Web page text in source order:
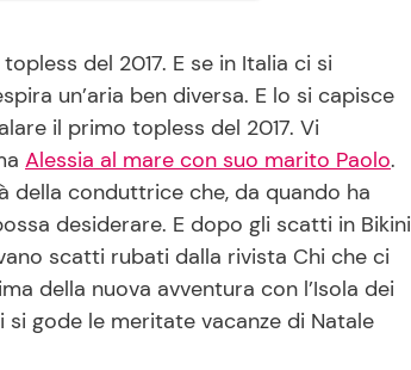
del 2017. E se in Italia ci si
un’aria ben diversa. E lo si capisce
il primo topless del 2017. Vi
Alessia al mare con suo marito Paolo.
conduttrice che, da quando ha
desiderare. E dopo gli scatti in Bikini
scatti rubati dalla rivista Chi che ci
della nuova avventura con l’Isola dei
gode le meritate vacanze di Natale